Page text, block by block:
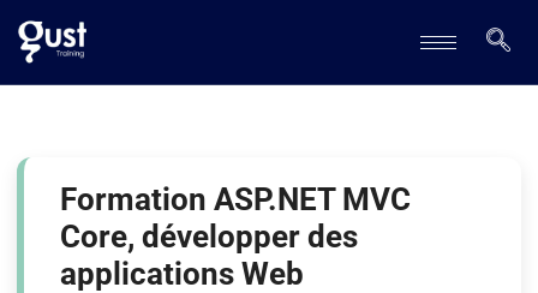
Formation ASP.NET MVC
Core, développer des
applications Web